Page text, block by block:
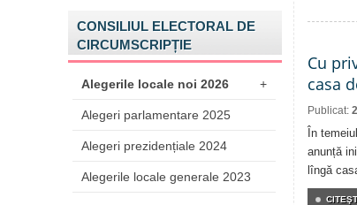
CONSILIUL ELECTORAL DE
CIRCUMSCRIPȚIE
Alegerile locale noi 2026 +
Alegeri parlamentare 2025
Alegeri prezidențiale 2024
Alegerile locale generale 2023
Cu
casa
Publicat:
În
anunță
lîngă